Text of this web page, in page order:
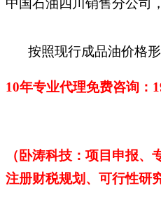
中国石油四川销售分公司
按照现行成品油价格
10年专业代理免费咨询：1
（卧涛科技：项目申报
注册财税规划、可行性研